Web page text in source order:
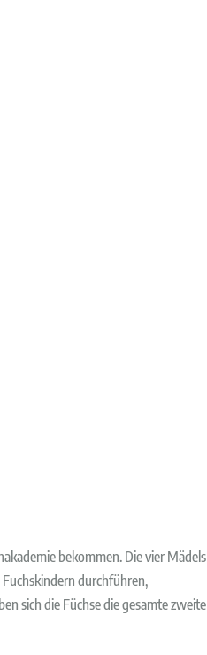
bekommen. Die vier Mädels
durchführen,
sich die Füchse die gesamte zweite